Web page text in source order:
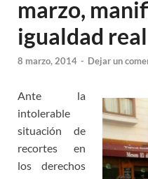
marzo,
igualdad
8 marzo, 2014 - Dejar un
Ante la
intolerable
situación de
recortes en
los derechos